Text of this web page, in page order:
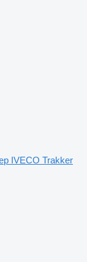
IVECO Trakker